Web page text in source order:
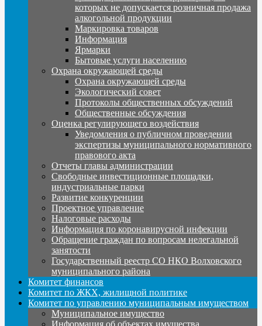
которых не допускается розничная продажа
алкогольной продукции
Маркировка товаров
Информация
Ярмарки
Бытовые услуги населению
Охрана окружающей среды
Охрана окружающей среды
Экологический совет
Протоколы общественных обсуждений
Общественные обсуждения
Оценка регулирующего воздействия
Уведомления о публичном проведении
экспертизы муниципального нормативного
правового акта
Отчеты главы администрации
Свободные инвестиционные площадки,
индустриальные парки
Развитие конкуренции
Проектное управление
Налоговые расходы
Информация по коронавирусной инфекции
Обращение граждан по вопросам нелегальной
занятости
Государственный реестр СО НКО Волховского
муниципального района
Комитет финансов
Комитет по ЖКХ, жилищной политике
Комитет по управлению муниципальным имуществом
Муниципальное имущество
Информация об объектах имущества